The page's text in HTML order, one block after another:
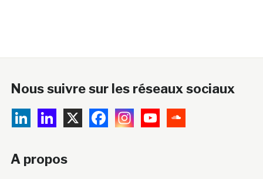
Nous suivre sur les réseaux sociaux
A propos